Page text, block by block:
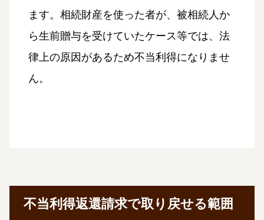
ます。相続財産を使った者が、被相続人か
ら生前贈与を受けていたケース等では、法
律上の原因があるため不当利得になりませ
ん。
不当利得返還請求で取り戻せる範囲